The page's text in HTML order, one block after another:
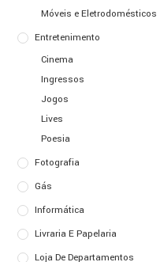
Móveis e Eletrodomésticos
Entretenimento
Cinema
Ingressos
Jogos
Lives
Poesia
Fotografia
Gás
Informática
Livraria E Papelaria
Loja De Departamentos